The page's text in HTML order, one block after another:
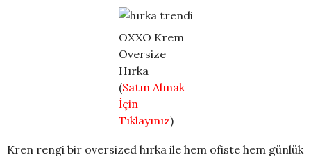
OXXO Krem
Oversize
Hırka
(Satın Almak
İçin
Tıklayınız)
Kren rengi bir oversized hırka ile hem ofiste hem günlük